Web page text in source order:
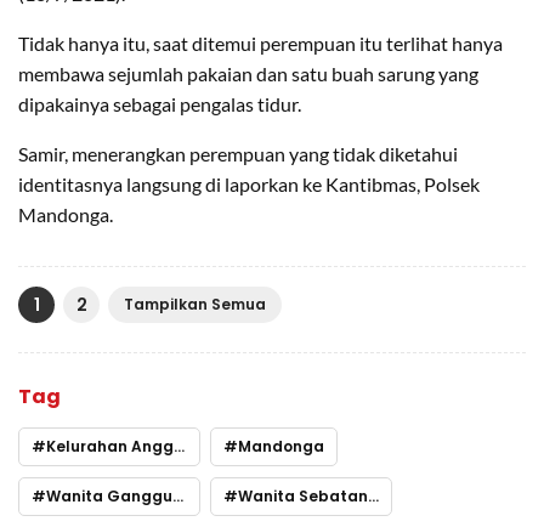
Tidak hanya itu, saat ditemui perempuan itu terlihat hanya
membawa sejumlah pakaian dan satu buah sarung yang
dipakainya sebagai pengalas tidur.
Samir, menerangkan perempuan yang tidak diketahui
identitasnya langsung di laporkan ke Kantibmas, Polsek
Mandonga.
1 2 Tampilkan Semua
Tag
Kelurahan Anggilowu Mandonga
Wanita Gangguan Jiwa Wanita Sebatang Kara Kendari